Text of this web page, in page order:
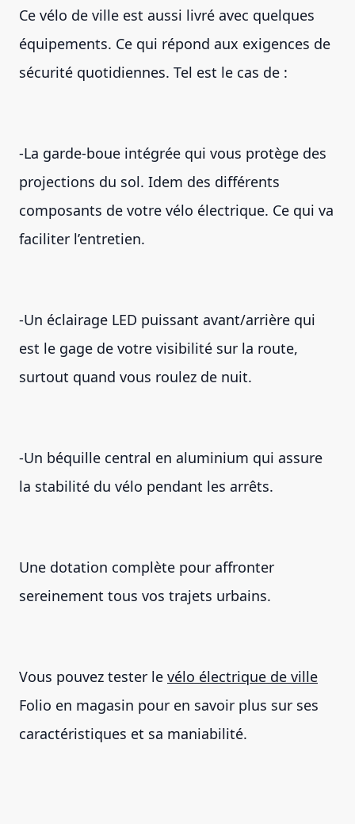
Ce vélo de ville est aussi livré avec quelques
équipements. Ce qui répond aux exigences de
sécurité quotidiennes. Tel est le cas de :
-La garde-boue intégrée qui vous protège des
projections du sol. Idem des différents
composants de votre vélo électrique. Ce qui va
faciliter l’entretien.
-Un éclairage LED puissant avant/arrière qui
est le gage de votre visibilité sur la route,
surtout quand vous roulez de nuit.
-Un béquille central en aluminium qui assure
la stabilité du vélo pendant les arrêts.
Une dotation complète pour affronter
sereinement tous vos trajets urbains.
Vous pouvez tester le vélo électrique de ville
Folio en magasin pour en savoir plus sur ses
caractéristiques et sa maniabilité.